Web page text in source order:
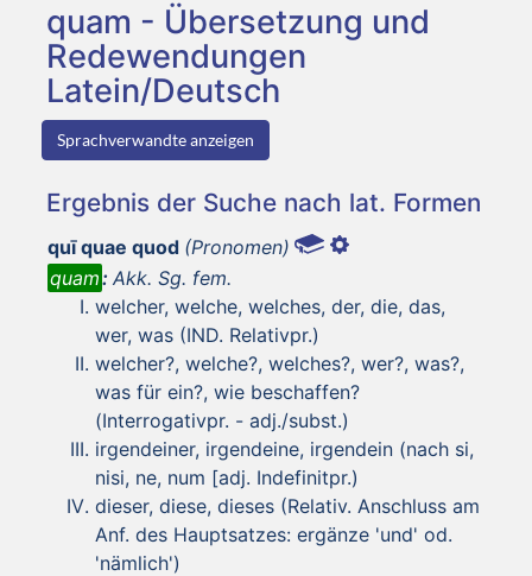
quam - Übersetzung und
Redewendungen
Latein/Deutsch
Sprachverwandte anzeigen
Ergebnis der Suche nach lat. Formen
quī quae quod (Pronomen)
quam: Akk. Sg. fem.
welcher, welche, welches, der, die, das,
wer, was (IND. Relativpr.)
welcher?, welche?, welches?, wer?, was?,
was für ein?, wie beschaffen?
(Interrogativpr. - adj./subst.)
irgendeiner, irgendeine, irgendein (nach si,
nisi, ne, num [adj. Indefinitpr.)
dieser, diese, dieses (Relativ. Anschluss am
Anf. des Hauptsatzes: ergänze 'und' od.
'nämlich')